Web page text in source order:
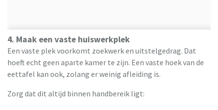
4. Maak een vaste huiswerkplek
Een vaste plek voorkomt zoekwerk en uitstelgedrag. Dat
hoeft echt geen aparte kamer te zijn. Een vaste hoek van de
eettafel kan ook, zolang er weinig afleiding is.
Zorg dat dit altijd binnen handbereik ligt: